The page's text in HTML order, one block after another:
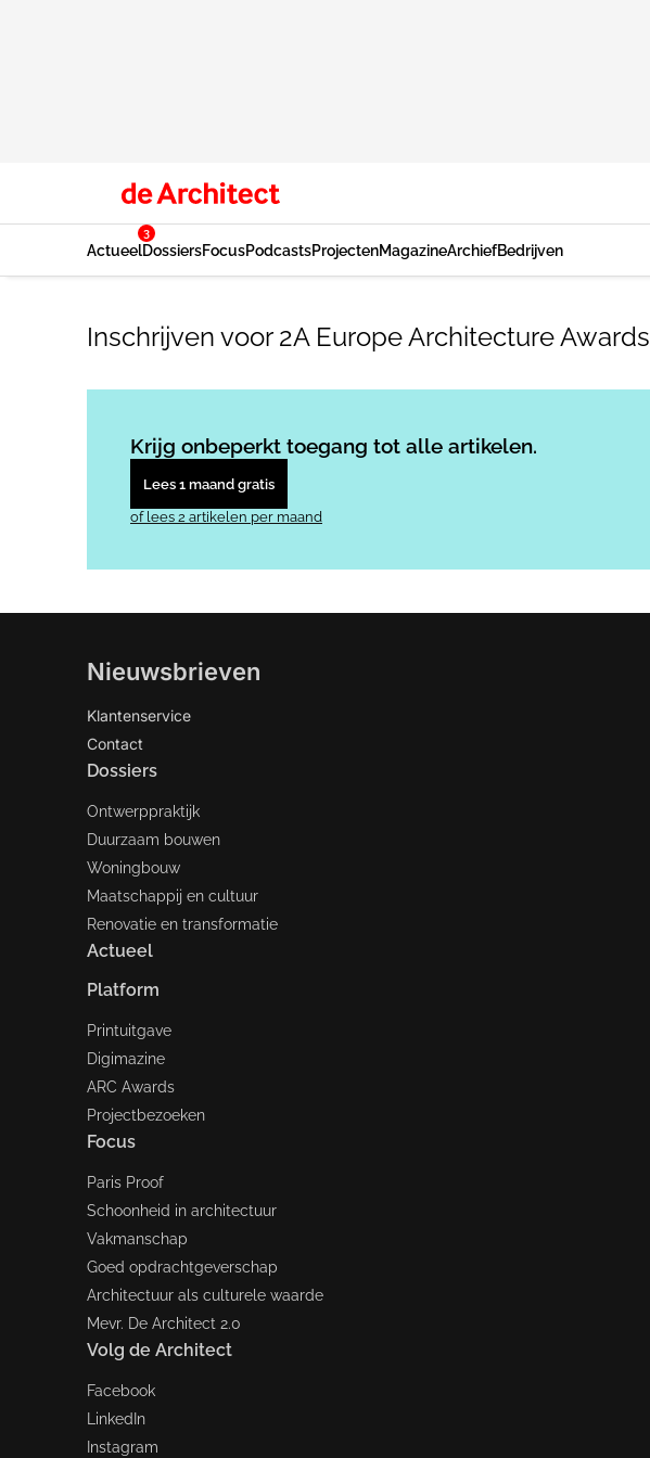
Actueel
3
DossiersFocusPodcastsProjectenMagazineArchiefBedrijven
Inschrijven voor 2A Europe Architecture Awards
Krijg onbeperkt toegang tot alle artikelen.
Lees 1 maand gratis
of lees 2 artikelen per maand
Nieuwsbrieven
Klantenservice
Contact
Dossiers
Ontwerppraktijk
Duurzaam bouwen
Woningbouw
Maatschappij en cultuur
Renovatie en transformatie
Actueel
Platform
Printuitgave
Digimazine
ARC Awards
Projectbezoeken
Focus
Paris Proof
Schoonheid in architectuur
Vakmanschap
Goed opdrachtgeverschap
Architectuur als culturele waarde
Mevr. De Architect 2.0
Volg de Architect
Facebook
LinkedIn
Instagram